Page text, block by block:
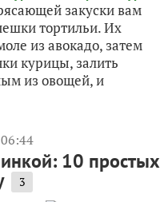
закуски вам
тортильи. Их
из авокадо, затем
курицы, залить
из овощей, и
10 простых
3